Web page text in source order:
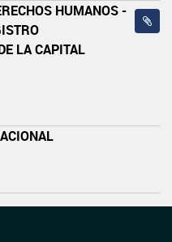
HUMANOS -
LA CAPITAL